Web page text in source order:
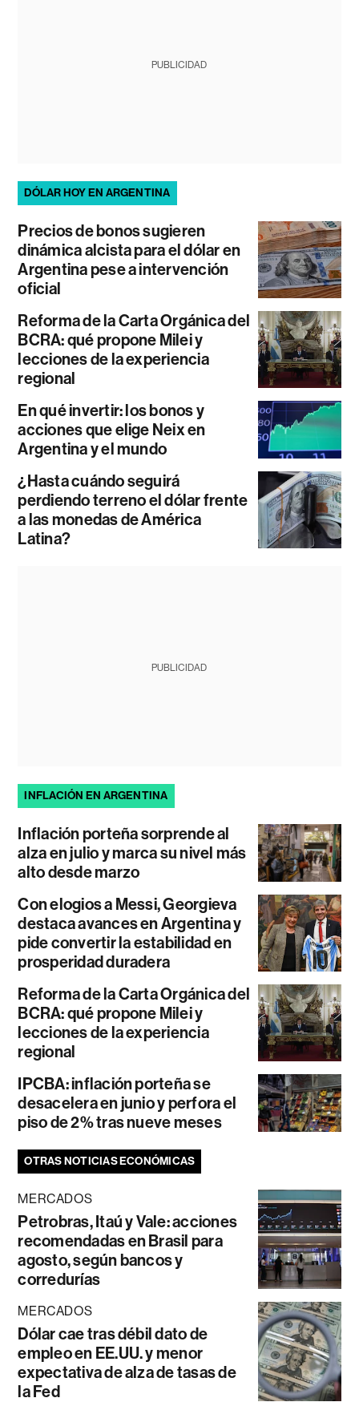
PUBLICIDAD
DÓLAR HOY EN ARGENTINA
Precios de bonos sugieren
dinámica alcista para el dólar en
Argentina pese a intervención
oficial
Reforma de la Carta Orgánica del
BCRA: qué propone Milei y
lecciones de la experiencia
regional
En qué invertir: los bonos y
acciones que elige Neix en
Argentina y el mundo
¿Hasta cuándo seguirá
perdiendo terreno el dólar frente
a las monedas de América
Latina?
PUBLICIDAD
INFLACIÓN EN ARGENTINA
Inflación porteña sorprende al
alza en julio y marca su nivel más
alto desde marzo
Con elogios a Messi, Georgieva
destaca avances en Argentina y
pide convertir la estabilidad en
prosperidad duradera
Reforma de la Carta Orgánica del
BCRA: qué propone Milei y
lecciones de la experiencia
regional
IPCBA: inflación porteña se
desacelera en junio y perfora el
piso de 2% tras nueve meses
OTRAS NOTICIAS ECONÓMICAS
MERCADOS
Petrobras, Itaú y Vale: acciones
recomendadas en Brasil para
agosto, según bancos y
corredurías
MERCADOS
Dólar cae tras débil dato de
empleo en EE.UU. y menor
expectativa de alza de tasas de
la Fed